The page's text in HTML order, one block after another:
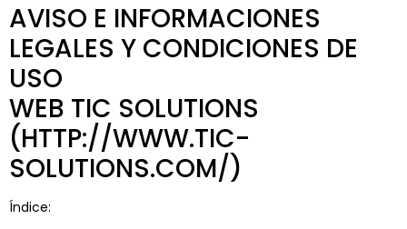
AVISO E INFORMACIONES
LEGALES Y CONDICIONES DE
USO
WEB TIC SOLUTIONS
(HTTP://WWW.TIC-
SOLUTIONS.COM/)
Índice: